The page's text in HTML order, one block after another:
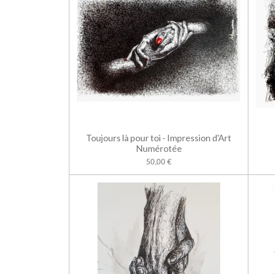
Toujours là pour toi - Impression d'Art
Numérotée
50,00 €